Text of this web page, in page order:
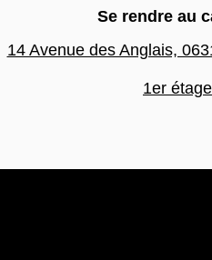
Se rendre au
14 Avenue des Anglais,
1er étage